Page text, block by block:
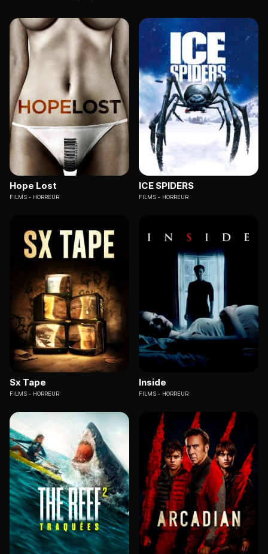
Hope Lost
FILMS HORREUR
ICE SPIDERS
FILMS HORREUR
Sx Tape
FILMS HORREUR
Inside
FILMS HORREUR